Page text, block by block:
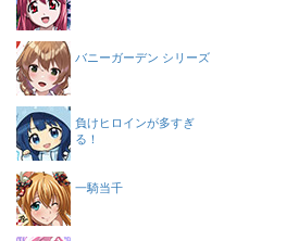
バニーガーデン シリーズ
負けヒロインが多すぎ
る！
一騎当千